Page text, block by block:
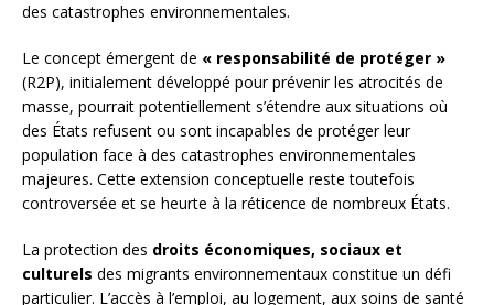
des catastrophes environnementales.
Le concept émergent de « responsabilité de protéger »
(R2P), initialement développé pour prévenir les atrocités de
masse, pourrait potentiellement s’étendre aux situations où
des États refusent ou sont incapables de protéger leur
population face à des catastrophes environnementales
majeures. Cette extension conceptuelle reste toutefois
controversée et se heurte à la réticence de nombreux États.
La protection des droits économiques, sociaux et
culturels des migrants environnementaux constitue un défi
particulier. L’accès à l’emploi, au logement, aux soins de santé